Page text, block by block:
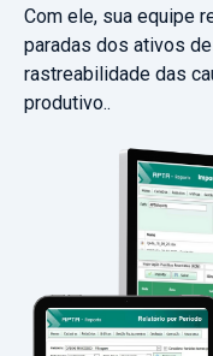
Com ele, sua equipe
paradas dos ativos
rastreabilidade das
produtivo..